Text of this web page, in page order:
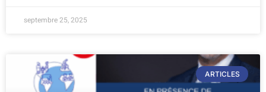
septembre 25, 2025
ARTICLES